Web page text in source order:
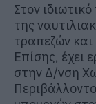
Στον
της
τραπεζών
Επίσης, έχει
στην Δ/νση